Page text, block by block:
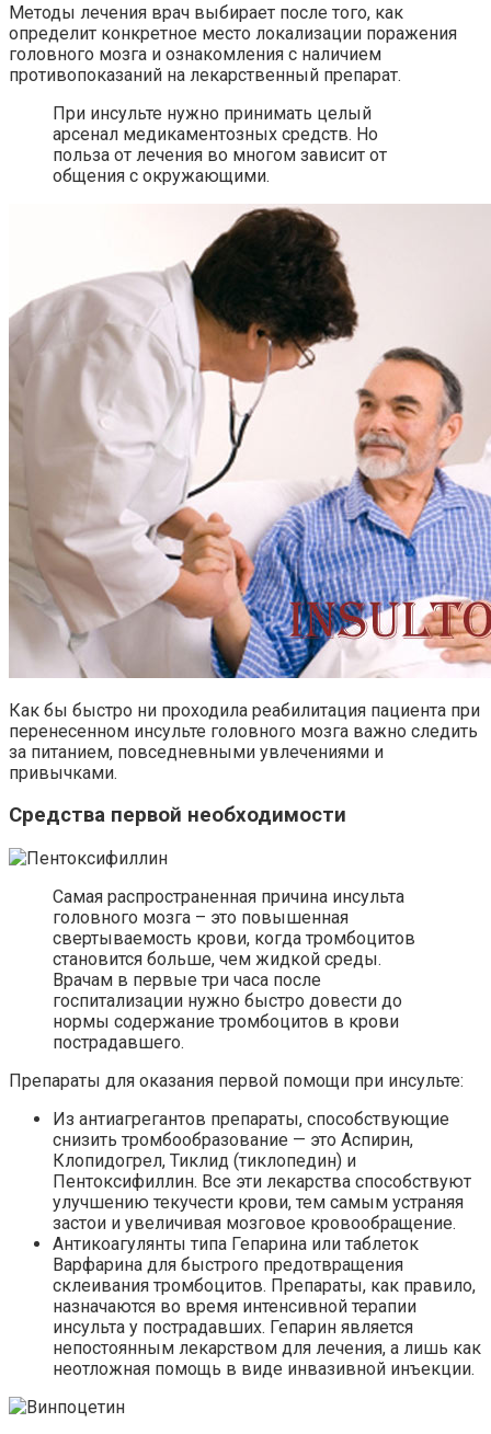
Методы лечения врач выбирает после того, как
определит конкретное место локализации поражения
головного мозга и ознакомления с наличием
противопоказаний на лекарственный препарат.
При инсульте нужно принимать целый
арсенал медикаментозных средств. Но
польза от лечения во многом зависит от
общения с окружающими.
Как бы быстро ни проходила реабилитация пациента при
перенесенном инсульте головного мозга важно следить
за питанием, повседневными увлечениями и
привычками.
Средства первой необходимости
Самая распространенная причина инсульта
головного мозга – это повышенная
свертываемость крови, когда тромбоцитов
становится больше, чем жидкой среды.
Врачам в первые три часа после
госпитализации нужно быстро довести до
нормы содержание тромбоцитов в крови
пострадавшего.
Препараты для оказания первой помощи при инсульте:
Из антиагрегантов препараты, способствующие
снизить тромбообразование — это Аспирин,
Клопидогрел, Тиклид (тиклопедин) и
Пентоксифиллин. Все эти лекарства способствуют
улучшению текучести крови, тем самым устраняя
застои и увеличивая мозговое кровообращение.
Антикоагулянты типа Гепарина или таблеток
Варфарина для быстрого предотвращения
склеивания тромбоцитов. Препараты, как правило,
назначаются во время интенсивной терапии
инсульта у пострадавших. Гепарин является
непостоянным лекарством для лечения, а лишь как
неотложная помощь в виде инвазивной инъекции.